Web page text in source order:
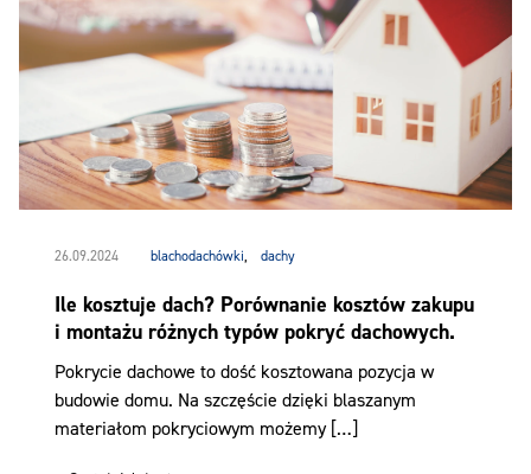
26.09.2024 blachodachówki, dachy
Ile kosztuje dach? Porównanie kosztów zakupu
i montażu różnych typów pokryć dachowych.
Pokrycie dachowe to dość kosztowana pozycja w
budowie domu. Na szczęście dzięki blaszanym
materiałom pokryciowym możemy […]